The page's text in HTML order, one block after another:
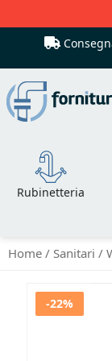
Rubinetteria
Home Sanitari
Vai
-22%